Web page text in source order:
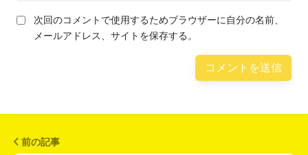
次回のコメントで使用するためブラウザーに自分の名前、
メールアドレス、サイトを保存する。
前の記事